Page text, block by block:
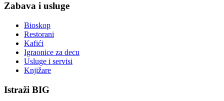
Zabava i usluge
Bioskop
Restorani
Kafići
Igraonice za decu
Usluge i servisi
Knjižare
Istraži BIG